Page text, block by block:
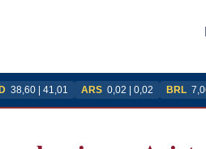
38,60 | 41,01 ARS 0,02 | 0,02 BRL